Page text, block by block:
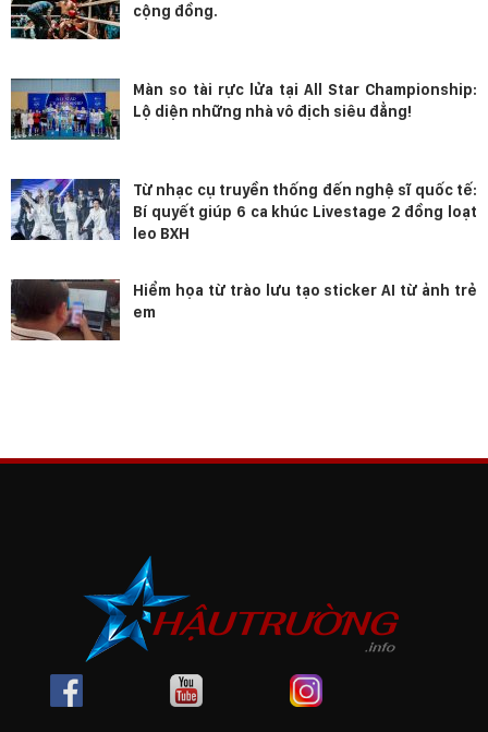
cộng đồng.
Màn so tài rực lửa tại All Star Championship:
Lộ diện những nhà vô địch siêu đẳng!
Từ nhạc cụ truyền thống đến nghệ sĩ quốc tế:
Bí quyết giúp 6 ca khúc Livestage 2 đồng loạt
leo BXH
Hiểm họa từ trào lưu tạo sticker AI từ ảnh trẻ
em